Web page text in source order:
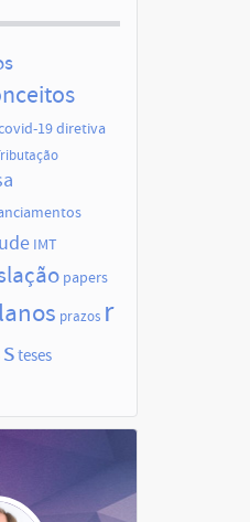
19diretiva
IMT
papers
prazos r
steses